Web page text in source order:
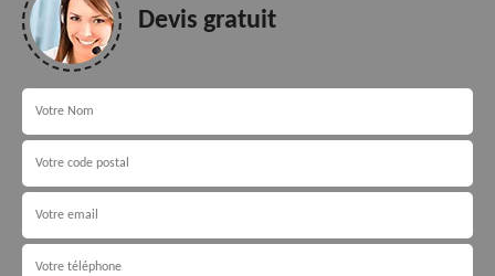
Devis gratuit